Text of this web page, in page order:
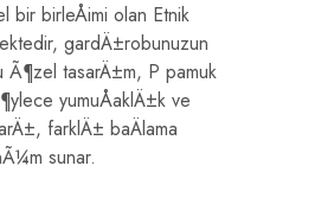
bir birleÅimi olan Etnik
gardÄ±robunuzun
Ã¶zel tasarÄ±m, P pamuk
yumuÅaklÄ±k ve
farklÄ± baÄlama
sunar.